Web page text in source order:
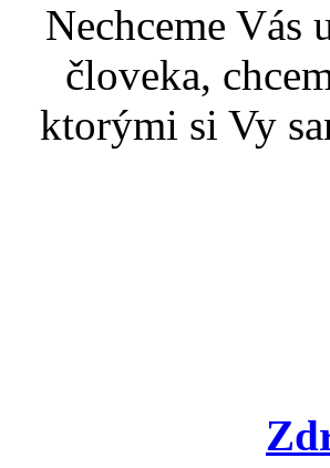
Nechceme Vás
človeka,
ktorými si Vy